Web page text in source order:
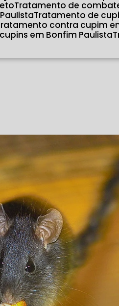
Tratamento de
Tratamento de
Tratamento contra cupim
em Bonfim Paulista